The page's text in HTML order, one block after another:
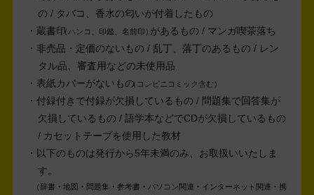
の / タバコ、香水の匂いが付着したもの
蔵書印 ハンコ、印鑑、名前印
があるもの / マンガ喫茶落ち
非売品・定価のないもの / 乱丁、落丁のあるもの / レン
タル品、審査用などの未使用品
表紙カバーがないもの コンビニコミック含む
付録付きで付録が欠損しているもの / 問題集で回答集が
欠損しているもの / 語学本などでCDが欠損しているもの
/ カセットテープを使用した教材
以下のものは発行から5年未満のみ、お取扱いいたしま
す。
辞書・地図・問題集・参考書・パソコン関連・インターネット関連・携